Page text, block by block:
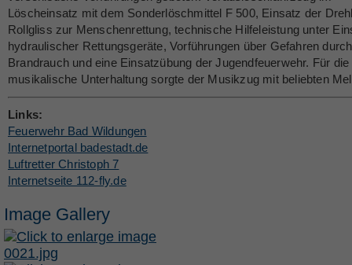
Löscheinsatz mit dem Sonderlöschmittel F 500, Einsatz der
Rollgliss zur Menschenrettung, technische Hilfeleistung unter
hydraulischer Rettungsgeräte, Vorführungen über Gefahren durch
Brandrauch und eine Einsatzübung der Jugendfeuerwehr. Für die
musikalische Unterhaltung sorgte der Musikzug mit beliebten
Links:
Feuerwehr Bad Wildungen
Internetportal badestadt.de
Luftretter Christoph 7
Internetseite 112-fly.de
Image Gallery